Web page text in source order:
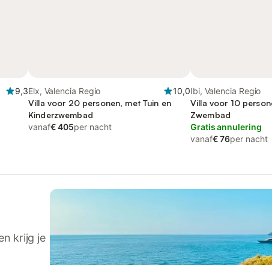
9,3Elx, Valencia Regio
10,0
Villa voor 20 personen, met Tuin en
Kinderzwembad
vanaf€ 405per nacht
Ibi, Valencia Regio
Villa voor 10
Zwembad
Gratis annulering
vanaf€ 76per nacht
krijg je